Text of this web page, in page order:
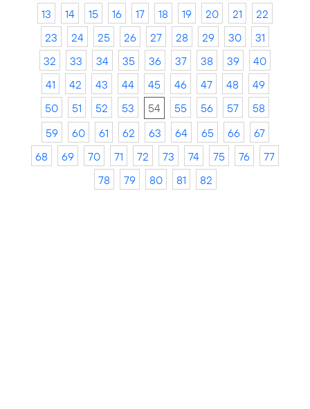
13
14 15 16 17 18 19 20 21
22
23
24 25 26 27 28 29 30
31
32
33 34 35 36 37 38 39
40
41
42 43 44 45 46 47 48
49
50
51 52 53 54 55 56 57
58
59
60 61 62 63 64 65 66
67
68
69 70 71 72 73 74 75 76
77
78
79 80 81 82